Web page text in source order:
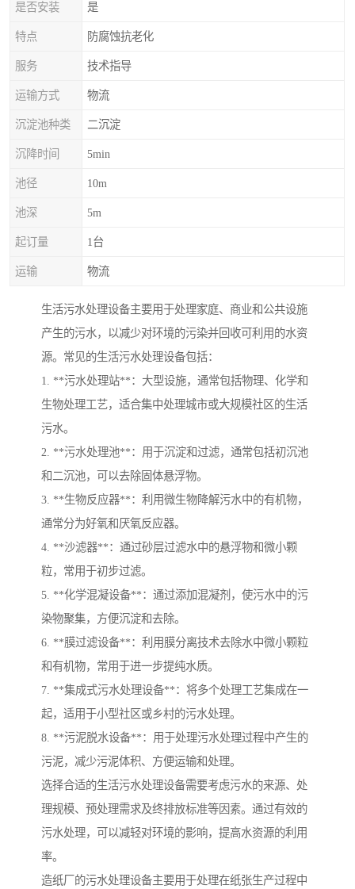
是否安装 是
特点 防腐蚀抗老化
服务 技术指导
运输方式 物流
沉淀池种类 二沉淀
沉降时间 5min
池径 10m
池深 5m
起订量 1台
运输 物流
生活污水处理设备主要用于处理家庭、商业和公共设施
产生的污水，以减少对环境的污染并回收可利用的水资
源。常见的生活污水处理设备包括：
1. **污水处理站**：大型设施，通常包括物理、化学和
生物处理工艺，适合集中处理城市或大规模社区的生活
污水。
2. **污水处理池**：用于沉淀和过滤，通常包括初沉池
和二沉池，可以去除固体悬浮物。
3. **生物反应器**：利用微生物降解污水中的有机物，
通常分为好氧和厌氧反应器。
4. **沙滤器**：通过砂层过滤水中的悬浮物和微小颗
粒，常用于初步过滤。
5. **化学混凝设备**：通过添加混凝剂，使污水中的污
染物聚集，方便沉淀和去除。
6. **膜过滤设备**：利用膜分离技术去除水中微小颗粒
和有机物，常用于进一步提纯水质。
7. **集成式污水处理设备**：将多个处理工艺集成在一
起，适用于小型社区或乡村的污水处理。
8. **污泥脱水设备**：用于处理污水处理过程中产生的
污泥，减少污泥体积、方便运输和处理。
选择合适的生活污水处理设备需要考虑污水的来源、处
理规模、预处理需求及终排放标准等因素。通过有效的
污水处理，可以减轻对环境的影响，提高水资源的利用
率。
造纸厂的污水处理设备主要用于处理在纸张生产过程中